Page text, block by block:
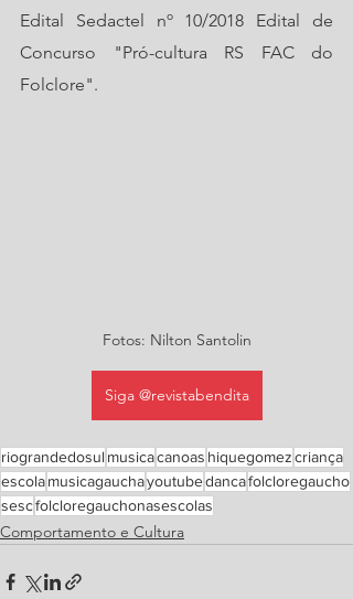
Edital Sedactel nº 10/2018 Edital de
Concurso "Pró-cultura RS FAC do
Folclore".
Fotos: Nilton Santolin
Siga @revistabendita
riograndedosul musicacanoas hiquegomezcriança
escolamusicagauchayoutubedancafolcloregaucho
sescfolcloregauchonasescolas
Comportamento e Cultura